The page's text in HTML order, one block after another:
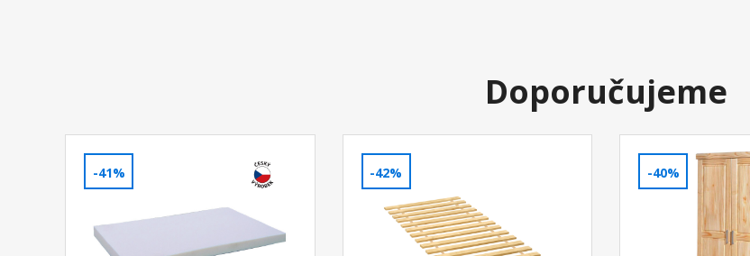
Doporučujeme
-41% -42% -40%